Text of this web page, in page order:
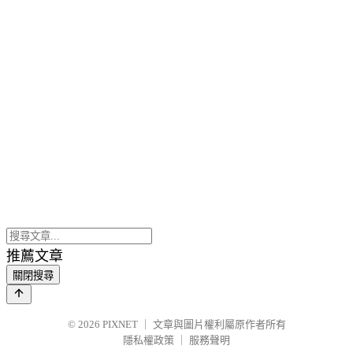
推薦文章
關閉搜尋
© 2026 PIXNET
文章與圖片權利屬原作者所有
隱私權政策
服務聲明